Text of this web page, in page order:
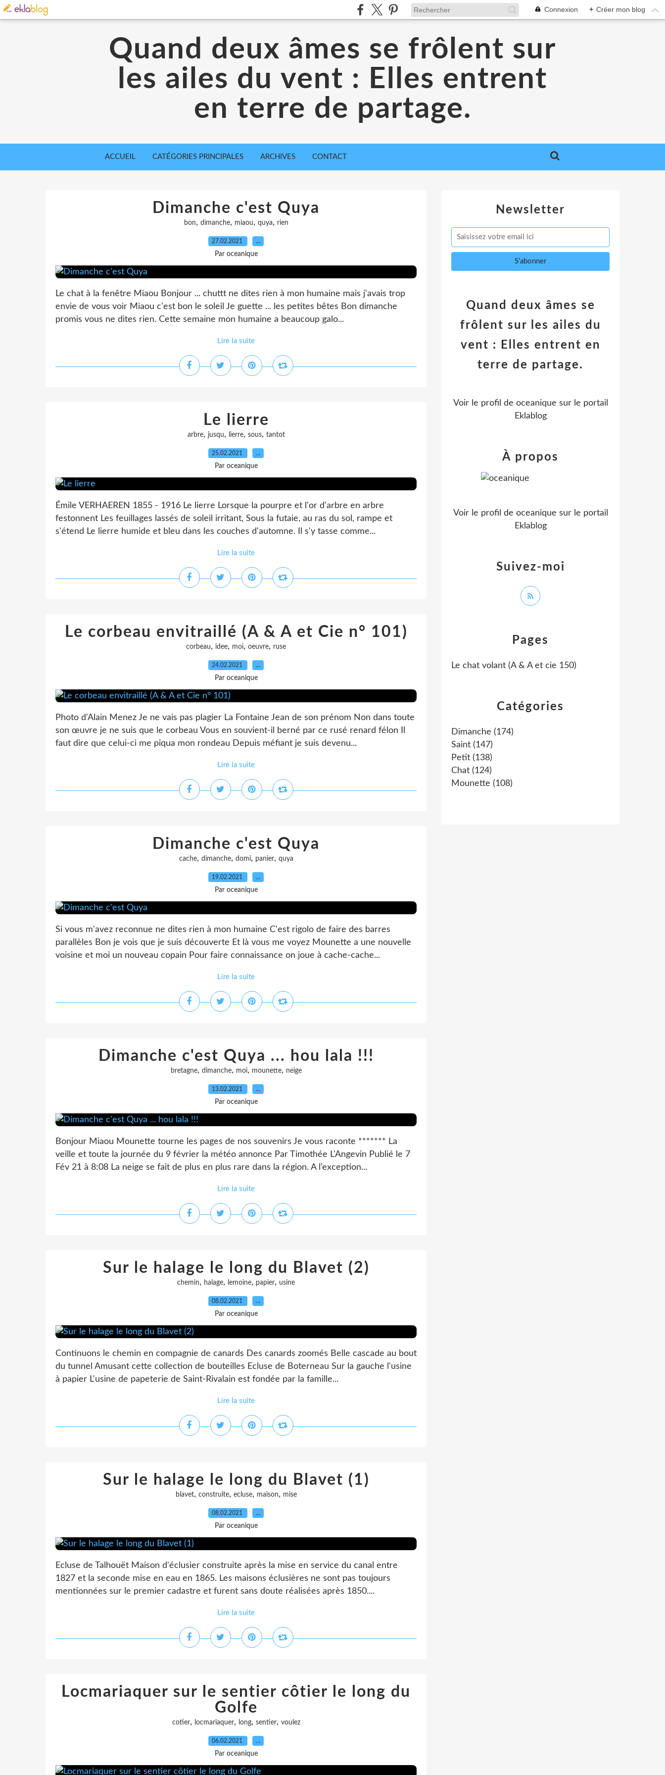
Connexion + Créer mon blog
Quand deux âmes se frôlent sur
les ailes du vent : Elles entrent
en terre de partage.
ACCUEIL CATÉGORIES PRINCIPALES ARCHIVES CONTACT
Dimanche c'est Quya
bon, dimanche, miaou, quya, rien
27.02.2021 …
Par oceanique
Le chat à la fenêtre Miaou Bonjour ... chuttt ne dites rien à mon humaine mais j'avais trop
envie de vous voir Miaou c'est bon le soleil Je guette ... les petites bêtes Bon dimanche
promis vous ne dites rien. Cette semaine mon humaine a beaucoup galo...
Lire la suite
Le lierre
arbre, jusqu, lierre, sous, tantot
25.02.2021 …
Par oceanique
Émile VERHAEREN 1855 - 1916 Le lierre Lorsque la pourpre et l'or d'arbre en arbre
festonnent Les feuillages lassés de soleil irritant, Sous la futaie, au ras du sol, rampe et
s'étend Le lierre humide et bleu dans les couches d'automne. Il s'y tasse comme...
Lire la suite
Le corbeau envitraillé (A & A et Cie n° 101)
corbeau, idee, moi, oeuvre, ruse
24.02.2021 …
Par oceanique
Photo d'Alain Menez Je ne vais pas plagier La Fontaine Jean de son prénom Non dans toute
son œuvre je ne suis que le corbeau Vous en souvient-il berné par ce rusé renard félon Il
faut dire que celui-ci me piqua mon rondeau Depuis méfiant je suis devenu...
Lire la suite
Dimanche c'est Quya
cache, dimanche, domi, panier, quya
19.02.2021 …
Par oceanique
Si vous m'avez reconnue ne dites rien à mon humaine C'est rigolo de faire des barres
parallèles Bon je vois que je suis découverte Et là vous me voyez Mounette a une nouvelle
voisine et moi un nouveau copain Pour faire connaissance on joue à cache-cache...
Lire la suite
Dimanche c'est Quya ... hou lala !!!
bretagne, dimanche, moi, mounette, neige
13.02.2021 …
Par oceanique
Bonjour Miaou Mounette tourne les pages de nos souvenirs Je vous raconte ******* La
veille et toute la journée du 9 février la météo annonce Par Timothée L'Angevin Publié le 7
Fév 21 à 8:08 La neige se fait de plus en plus rare dans la région. A l’exception...
Lire la suite
Sur le halage le long du Blavet (2)
chemin, halage, lemoine, papier, usine
08.02.2021 …
Par oceanique
Continuons le chemin en compagnie de canards Des canards zoomés Belle cascade au bout
du tunnel Amusant cette collection de bouteilles Ecluse de Boterneau Sur la gauche l'usine
à papier L'usine de papeterie de Saint-Rivalain est fondée par la famille...
Lire la suite
Sur le halage le long du Blavet (1)
blavet, construite, ecluse, maison, mise
08.02.2021 …
Par oceanique
Ecluse de Talhouët Maison d'éclusier construite après la mise en service du canal entre
1827 et la seconde mise en eau en 1865. Les maisons éclusières ne sont pas toujours
mentionnées sur le premier cadastre et furent sans doute réalisées après 1850....
Lire la suite
Locmariaquer sur le sentier côtier le long du
Golfe
cotier, locmariaquer, long, sentier, voulez
06.02.2021 …
Par oceanique
Newsletter
Catégories
Dimanche (174)
Saint (147)
Petit (138)
Chat (124)
Mounette (108)
Pages
Le chat volant (A & A et cie 150)
Quand deux âmes se
frôlent sur les ailes du
vent : Elles entrent en
terre de partage.
Voir le profil de oceanique sur le portail
Eklablog
Suivez-moi
À propos
Voir le profil de oceanique sur le portail
Eklablog